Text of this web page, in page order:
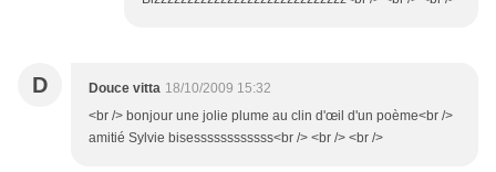
D Douce vitta 18/10/2009 15:32
<br /> bonjour une jolie plume au clin d'œil d'un poème<br />
amitié Sylvie bisessssssssssss<br /> <br /> <br />